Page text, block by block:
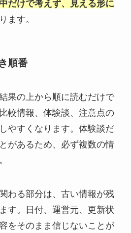
だけで考えず、見える形に
ます。
順番
果の上から順に読むだけで
較情報、体験談、注意点の
やすくなります。体験談だ
があるため、必ず複数の情
わる部分は、古い情報が残
す。日付、運営元、更新状
をそのまま信じないことが